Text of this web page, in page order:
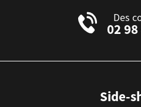
Des
02
Side-